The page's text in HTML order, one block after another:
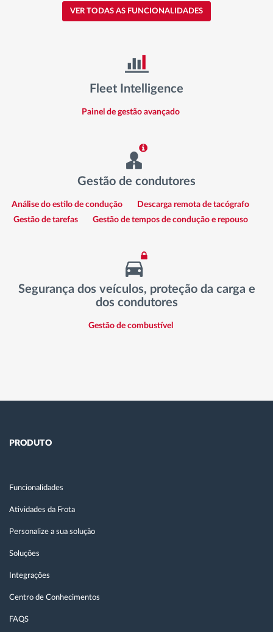
VER TODAS AS FUNCIONALIDADES
Fleet Intelligence
Painel de gestão avançado
Gestão de condutores
Análise do estilo de condução
Descarga remota de tacógrafo
Gestão de tarefas
Gestão de tempos de condução e repouso
Segurança dos veículos, proteção da carga e
dos condutores
Gestão de combustível
PRODUTO
Funcionalidades
Atividades da Frota
Personalize a sua solução
Soluções
Integrações
Centro de Conhecimentos
FAQS